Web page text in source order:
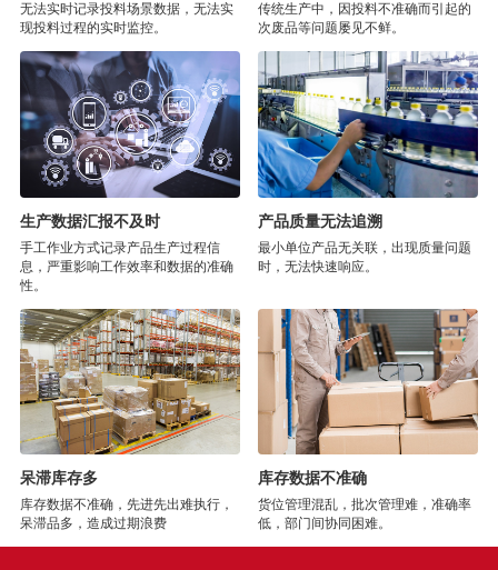
无法实时记录投料场景数据，无法实
现投料过程的实时监控。
传统生产中，因投料不准确而引起的
次废品等问题屡见不鲜。
生产数据汇报不及时
手工作业方式记录产品生产过程信
息，严重影响工作效率和数据的准确
性。
产品质量无法追溯
最小单位产品无关联，出现质量问题
时，无法快速响应。
呆滞库存多
库存数据不准确，先进先出难执行，
呆滞品多，造成过期浪费
库存数据不准确
货位管理混乱，批次管理难，准确率
低，部门间协同困难。